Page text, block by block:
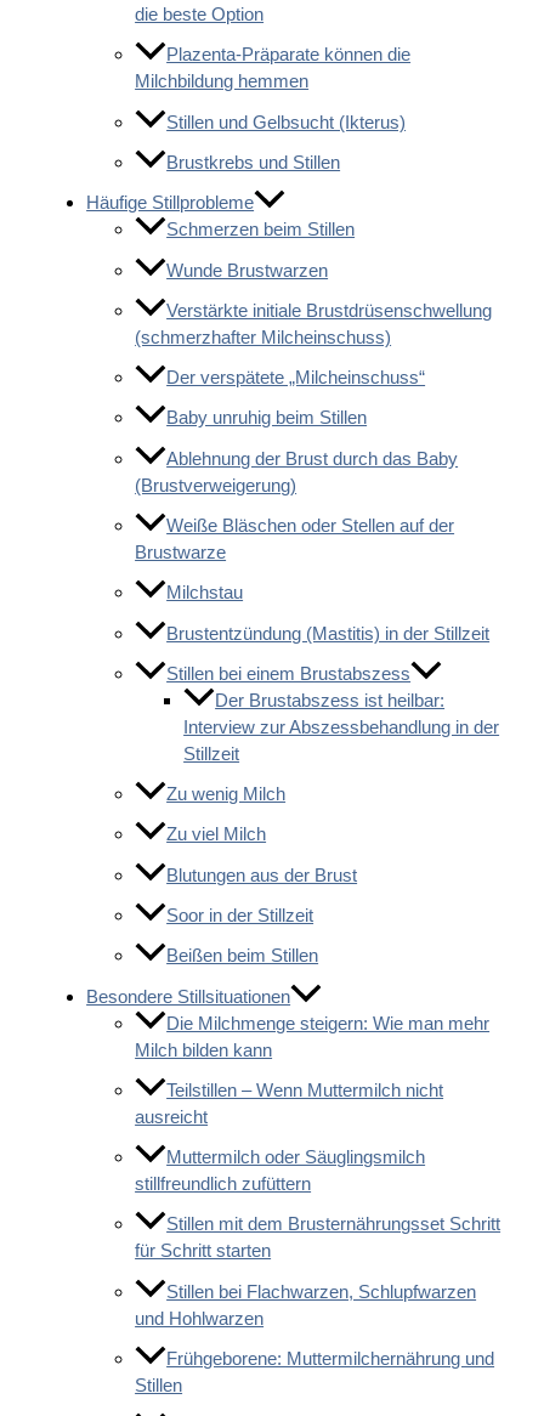
die beste Option
Plazenta-Präparate können die
Milchbildung hemmen
Stillen und Gelbsucht (Ikterus)
Brustkrebs und Stillen
Häufige Stillprobleme
Schmerzen beim Stillen
Wunde Brustwarzen
Verstärkte initiale Brustdrüsenschwellung
(schmerzhafter Milcheinschuss)
Der verspätete „Milcheinschuss“
Baby unruhig beim Stillen
Ablehnung der Brust durch das Baby
(Brustverweigerung)
Weiße Bläschen oder Stellen auf der
Brustwarze
Milchstau
Brustentzündung (Mastitis) in der Stillzeit
Stillen bei einem Brustabszess
Der Brustabszess ist heilbar:
Interview zur Abszessbehandlung in der
Stillzeit
Zu wenig Milch
Zu viel Milch
Blutungen aus der Brust
Soor in der Stillzeit
Beißen beim Stillen
Besondere Stillsituationen
Die Milchmenge steigern: Wie man mehr
Milch bilden kann
Teilstillen – Wenn Muttermilch nicht
ausreicht
Muttermilch oder Säuglingsmilch
stillfreundlich zufüttern
Stillen mit dem Brusternährungsset Schritt
für Schritt starten
Stillen bei Flachwarzen, Schlupfwarzen
und Hohlwarzen
Frühgeborene: Muttermilchernährung und
Stillen